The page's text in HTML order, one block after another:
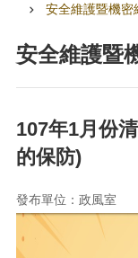
局
通
訊
錄
業
務
訊
安全維護暨機密
安全維護暨
107年1月份
的保防)
發布單位：政風室